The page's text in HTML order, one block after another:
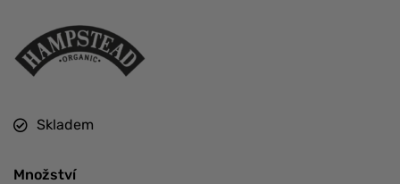
Skladem
Množství